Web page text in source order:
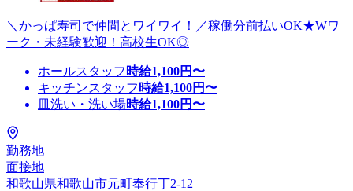
＼かっぱ寿司で仲間とワイワイ！／稼働分前払いOK★Wワ
ーク・未経験歓迎！高校生OK◎
ホールスタッフ 時給1,100円〜
キッチンスタッフ 時給1,100円〜
皿洗い・洗い場時給1,100円〜
勤務地
面接地
和歌山県和歌山市元町奉行丁2-12